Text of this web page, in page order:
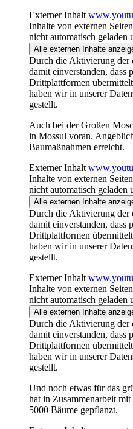
Externer Inhalt
Inhalte von externen
nicht automatisch geladen
Alle externen Inhalte
Durch die Aktivierung der
damit einverstanden, dass
Drittplattformen
haben wir in unserer
gestellt.
Auch bei der Großen
in Mossul voran.
Baumaßnahmen erreicht.
Externer Inhalt
Inhalte von externen
nicht automatisch geladen
Alle externen Inhalte
Durch die Aktivierung der
damit einverstanden, dass
Drittplattformen
haben wir in unserer
gestellt.
Externer Inhalt
Inhalte von externen
nicht automatisch geladen
Alle externen Inhalte
Durch die Aktivierung der
damit einverstanden, dass
Drittplattformen
haben wir in unserer
gestellt.
Und noch etwas für das
hat in Zusammenarbeit
5000 Bäume gepflanzt.